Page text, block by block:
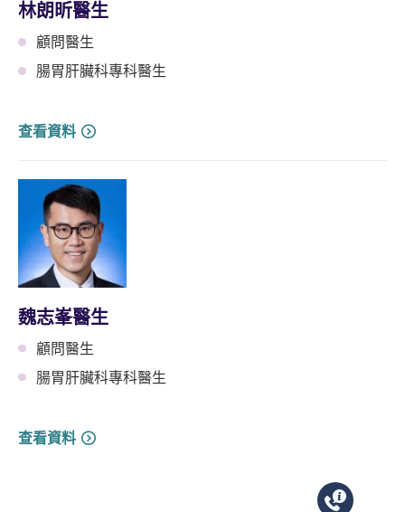
林朗昕醫生
顧問醫生
腸胃肝臟科專科醫生
查看資料
魏志峯醫生
顧問醫生
腸胃肝臟科專科醫生
查看資料